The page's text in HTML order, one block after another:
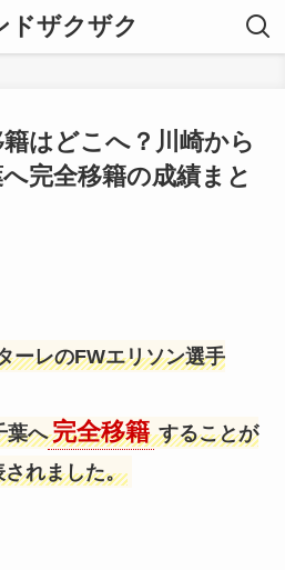
ドザクザク
はどこへ？川崎から
完全移籍の成績まと
ーレのFWエリソン選手
葉へ 完全移籍 することが
れました。